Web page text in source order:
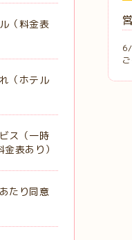
6/
（料金表
（ホテル
ス（一時
表あり）
たり同意